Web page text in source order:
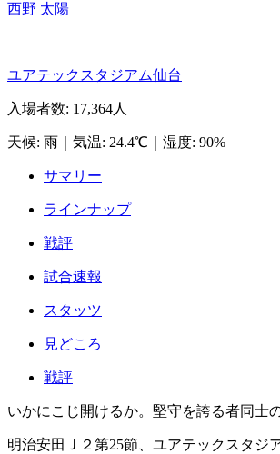
西野 太陽
ユアテックスタジアム仙台
入場者数: 17,364人
天候: 雨 気温: 24.4℃ 湿度: 90%
サマリー
ラインナップ
戦評
試合速報
スタッツ
見どころ
戦評
いかにこじ開けるか。堅守を誇る者同士
明治安田Ｊ２第25節、ユアテックスタジ